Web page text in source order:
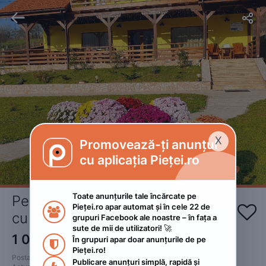
 
Pensiune disponibila incepand
cu 25 ianuarie 2023

1 000RON
Postat
2023. ianuarie 7.
X
Promovează-ți anunțul
cu aplicația Pieței.ro

Toate anunțurile tale încărcate pe
Pieței.ro apar automat și în cele 22 de
grupuri Facebook ale noastre – în fața a
sute de mii de utilizatori! 🚀

În grupuri apar doar anunțurile de pe
Pieței.ro!
Publicare anunțuri simplă, rapidă și